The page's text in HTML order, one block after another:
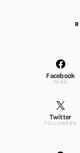
Facebook
FANS
Twitter
FOLLOWERS